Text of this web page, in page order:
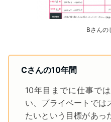
Bさんの
Cさんの10年間
10年目までに仕事で
い、プライベートでは
たいという目標があっ